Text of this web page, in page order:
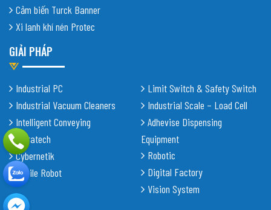
Cảm biến Turck Banner
Xi lanh khí nén Protec
GIẢI PHÁP
Industrial PC
Industrial Vacuum Cleaners
Intelligent Conveying
Shiratech
Cybernetik
Mobile Robot
Limit Switch & Safety Switch
Industrial Scale – Load Cell
Adhevise Dispensing
Equipment
Robotic
Digital Factory
Vision System